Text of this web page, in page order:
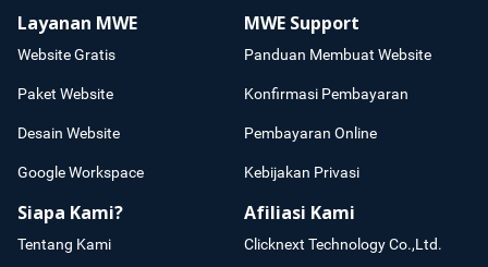
Layanan MWE
Website Gratis
Paket Website
Desain Website
Google Workspace
MWE Support
Panduan Membuat Website
Konfirmasi Pembayaran
Pembayaran Online
Kebijakan Privasi
Siapa Kami?
Tentang Kami
Afiliasi Kami
Clicknext Technology Co.,Ltd.